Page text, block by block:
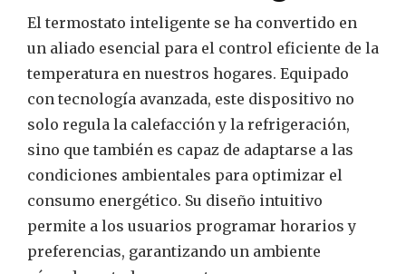
El termostato inteligente se ha convertido en
un aliado esencial para el control eficiente de la
temperatura en nuestros hogares. Equipado
con tecnología avanzada, este dispositivo no
solo regula la calefacción y la refrigeración,
sino que también es capaz de adaptarse a las
condiciones ambientales para optimizar el
consumo energético. Su diseño intuitivo
permite a los usuarios programar horarios y
preferencias, garantizando un ambiente